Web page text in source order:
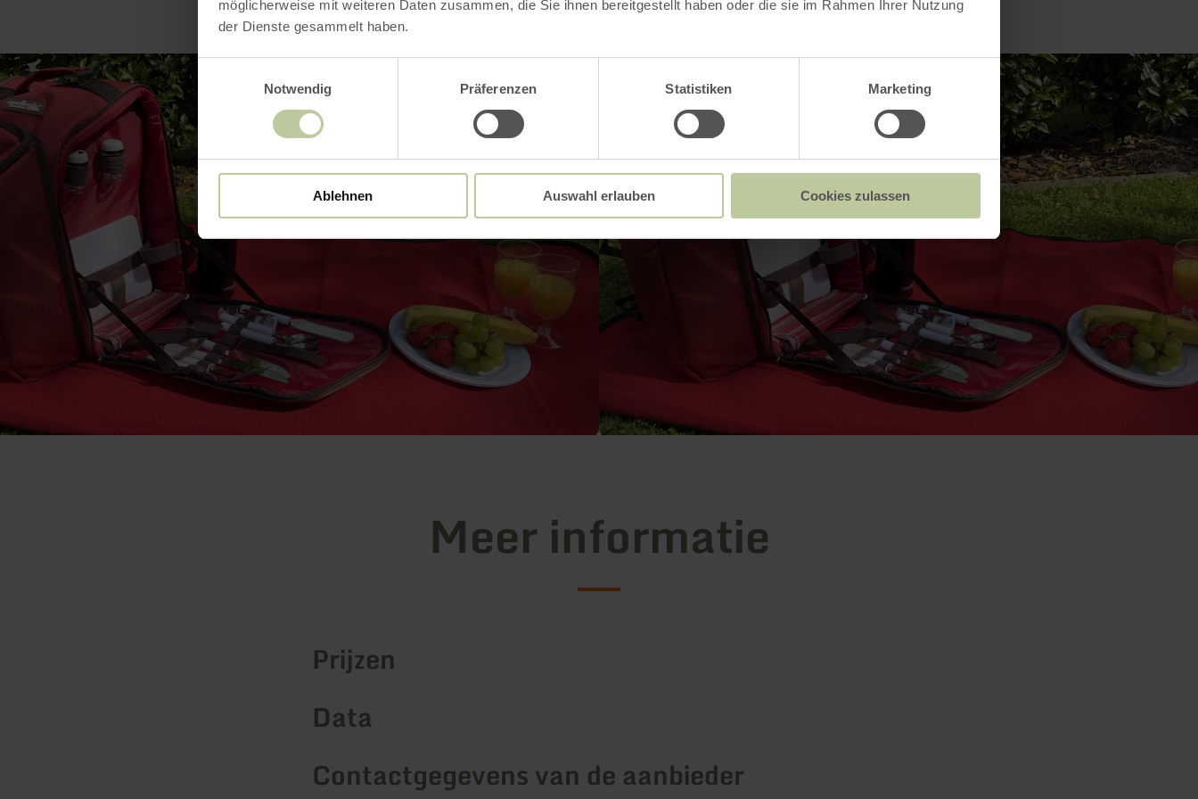
möglicherweise mit weiteren Daten zusammen, die Sie ihnen bereitgestellt haben oder die sie im Rahmen Ihrer Nutzung
der Dienste gesammelt haben.
Notwendig
Präferenzen Statistiken Marketing
Ablehnen Auswahl erlauben Cookies zulassen
Meer informatie
Prijzen
Data
Contactgegevens van de aanbieder